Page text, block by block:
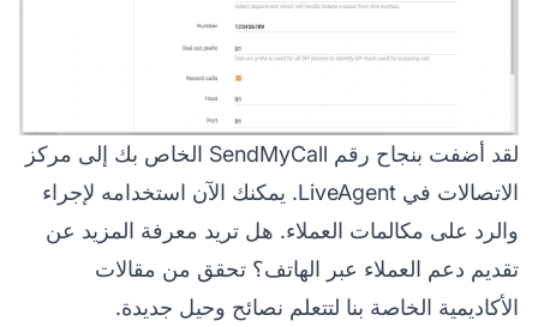
لقد أضفت بنجاح رقم SendMyCall الخاص بك إلى مركز
الاتصالات في LiveAgent. يمكنك الآن استخدامه لإجراء
والرد على مكالمات العملاء. هل تريد معرفة المزيد عن
تقديم دعم العملاء عبر الهاتف؟ تحقق من مقالات
الأكاديمية الخاصة بنا لتتعلم نصائح وحيل جديدة.